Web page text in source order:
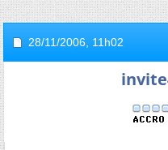
28/11/2006, 11h02